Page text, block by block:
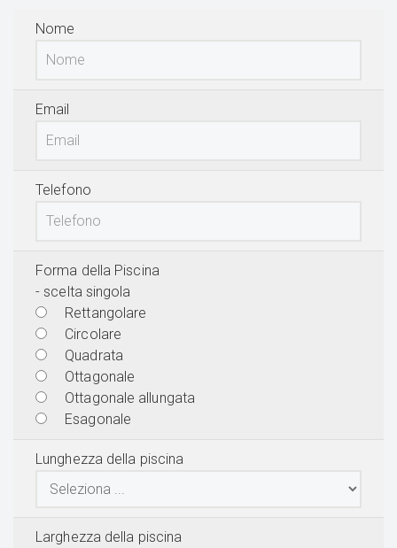
Nome
Email
Telefono
Forma della Piscina
- scelta singola
Rettangolare
Circolare
Quadrata
Ottagonale
Ottagonale allungata
Esagonale
Lunghezza della piscina
Larghezza della piscina